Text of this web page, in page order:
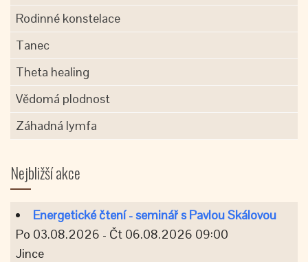
Rodinné konstelace
Tanec
Theta healing
Vědomá plodnost
Záhadná lymfa
Nejbližší akce
Energetické čtení - seminář s Pavlou Skálovou
Po 03.08.2026 - Čt 06.08.2026 09:00
Jince